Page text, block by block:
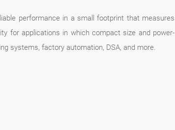
performance in a small footprint that measures
for applications in which compact size and power-
systems, factory automation, DSA, and more.